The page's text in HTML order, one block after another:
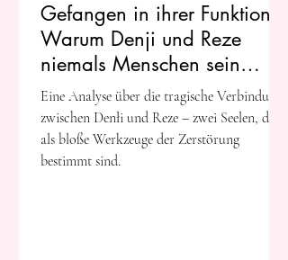
Gefangen in ihrer Funktion:
Warum Denji und Reze
niemals Menschen sein
konnten
Eine Analyse über die tragische Verbindung
zwischen Denłi und Reze – zwei Seelen, die
als bloße Werkzeuge der Zerstörung
bestimmt sind.